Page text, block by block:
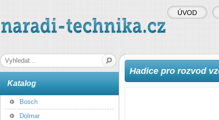
naradi-technika.cz
Hadice pro rozvod
Katalog
Bosch
Dolmar
ÚVOD
Hledaná fráze